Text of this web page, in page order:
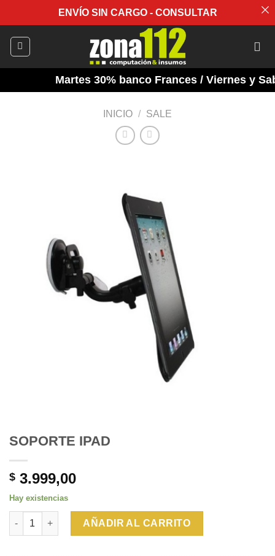
ENVÍO SIN CARGO - CONSULTAR
Martes 30% banco Frances / Viernes y
INICIO / SALE
SOPORTE IPAD
$ 3.999,00
Hay existencias
SOPORTE IPAD cantidad
AÑADIR AL CARRITO